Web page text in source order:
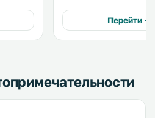
находится в 2,4 км. Все
апартаменты оснащены
телевизором с
Перейти →